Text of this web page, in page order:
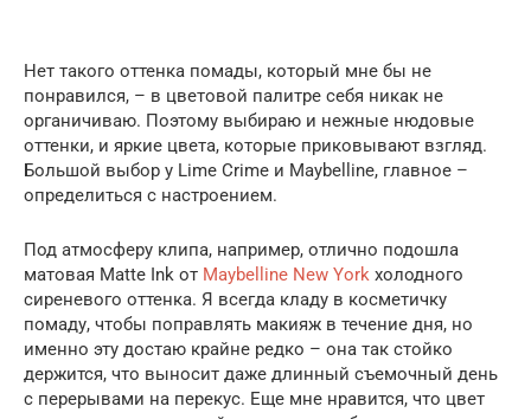
Нет такого оттенка помады, который мне бы не
понравился, – в цветовой палитре себя никак не
органичиваю. Поэтому выбираю и нежные нюдовые
оттенки, и яркие цвета, которые приковывают взгляд.
Большой выбор у Lime Crime и Maybelline, главное –
определиться с настроением.
Под атмосферу клипа, например, отлично подошла
матовая Matte Ink от Maybelline New York холодного
сиреневого оттенка. Я всегда кладу в косметичку
помаду, чтобы поправлять макияж в течение дня, но
именно эту достаю крайне редко – она так стойко
держится, что выносит даже длинный съемочный день
с перерывами на перекус. Еще мне нравится, что цвет